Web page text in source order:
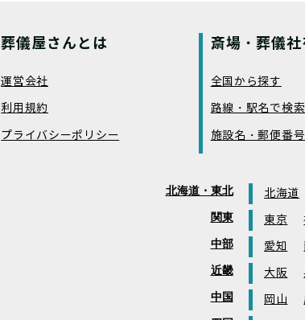
葬儀屋さんとは
運営会社
利用規約
プライバシーポリシー
斎場・葬儀社
全国から探す
路線・駅名で検索
施設名・郵便番
北海道・東北 北海道
関東 東京
中部 愛知
近畿 大阪
中国 岡山